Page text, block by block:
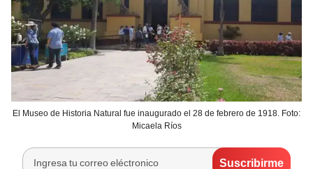
El Museo de Historia Natural fue inaugurado el 28 de febrero de 1918. Foto:
Micaela Ríos